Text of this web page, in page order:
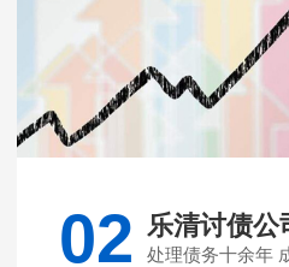
02 乐清讨债公
处理债务十余年